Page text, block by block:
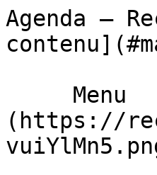
Agenda
(https://